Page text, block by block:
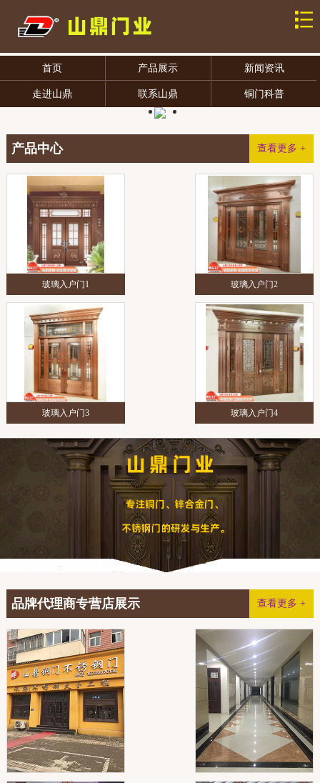
首页 产品展示 新闻资讯
走进山鼎 联系山鼎 铜门科普
查看更多 +
产品中心
玻璃入户门1 玻璃入户门2
玻璃入户门3 玻璃入户门4
查看更多 +
品牌代理商专营店展示